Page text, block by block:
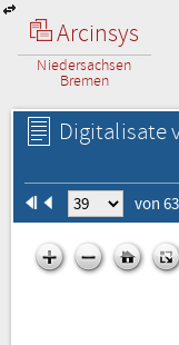
Arcinsys
Niedersachsen
Bremen
Digitalisate
von 63